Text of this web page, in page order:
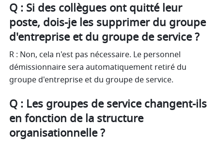
Q : Si des collègues ont quitté leur
poste, dois-je les supprimer du groupe
d'entreprise et du groupe de service ?
R : Non, cela n'est pas nécessaire. Le personnel
démissionnaire sera automatiquement retiré du
groupe d'entreprise et du groupe de service.
Q : Les groupes de service changent-ils
en fonction de la structure
organisationnelle ?